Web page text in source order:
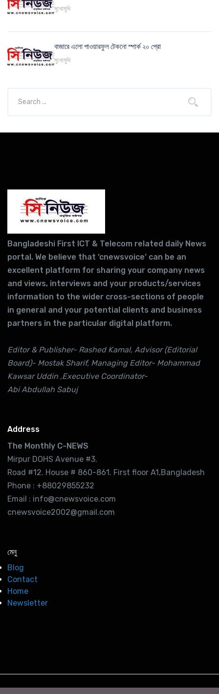
মুখোমুখি
বাজারে এলো পাওয়ারফুল টেকনো স্পার্ক ২০ প্রো
মুখোমুখি
Bangladeshi First ICT & Telecom related daily News
portal. We believe that ‘cnewsvoice’ can be an
excellent platform for sharing your company news
and views, interviews and your products/services
information to the wider cross-sections of people
in general and your potential clients and business
partners in the particular digital platform.
Editor & Publisher- Rashed Kamal, Advisor (Editorial
Board)- Mostak Sharif, Managing Editor- Mohammad
Kawsar Uddin ,Executive Coordinator-
Abi Abdullah Sabuj
Address
The Monthly C-NEWS
Mirpur DOHS Avenue #3.
Road #12. House # 860-861. First floor A1,Bangladesh
Phone : +88029855232
Email : info@cnewsvoice.com
cnewsvoice2002@gmail.com
মেনু
Blog
Contact
Home
Newsletter